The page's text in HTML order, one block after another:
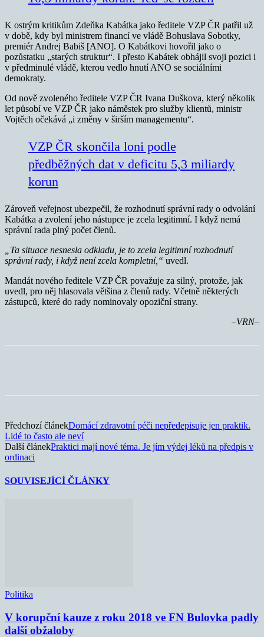
K ostrým kritikům Zdeňka Kabátka jako ředitele VZP ČR patřil už
v době, kdy byl ministrem financí ve vládě Bohuslava Sobotky,
premiér Andrej Babiš [ANO]. O Kabátkovi hovořil jako o
pozůstatku „starých struktur“. I přesto Kabátek obhájil svoji pozici i
v předminulé vládě, kterou vedlo hnutí ANO se sociálními
demokraty.
Od nově zvoleného ředitele VZP ČR Ivana Duškova, který několik
let působí ve VZP ČR jako náměstek pro služby klientů, ministr
Vojtěch očekává „i změny v širším managementu“.
VZP ČR skončila loni podle
předběžných dat v deficitu 5,3 miliardy
korun
Zároveň veřejnost ubezpečil, že rozhodnutí správní rady o odvolání
Kabátka a zvolení jeho nástupce je zcela legitimní. I když nemá
správní rada plný počet členů.
„Ta situace nesnesla odkladu, je to zcela legitimní rozhodnutí
správní rady, i když není zcela kompletní,“ uvedl.
Mandát nového ředitele VZP ČR považuje za silný, protože, jak
uvedl, pro něj hlasovala většina z členů rady. Včetně některých
zástupců, které do rady nominovaly opoziční strany.
–VRN–
Předchozí článekDomácí zdravotní péči nepředepisuje jen praktik.
Lidé to často ale neví
Další článekPraktici mají nové téma. Je jím výdej léků na předpis v
ordinaci
SOUVISEJÍCÍ ČLÁNKY
Politika
V korupční kauze z roku 2018 ve FN Bulovka padly
další obžaloby